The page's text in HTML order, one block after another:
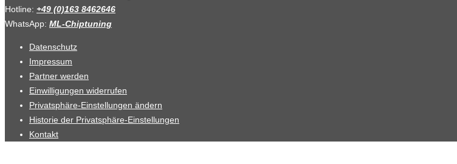
Hotline: +49 (0)163 8462646
WhatsApp: ML-Chiptuning
Datenschutz
Impressum
Partner werden
Einwilligungen widerrufen
Privatsphäre-Einstellungen ändern
Historie der Privatsphäre-Einstellungen
Kontakt